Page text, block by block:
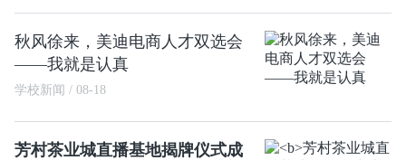
秋风徐来，美迪电商人才双选会
——我就是认真
学校新闻 / 08-18
芳村茶业城直播基地揭牌仪式成